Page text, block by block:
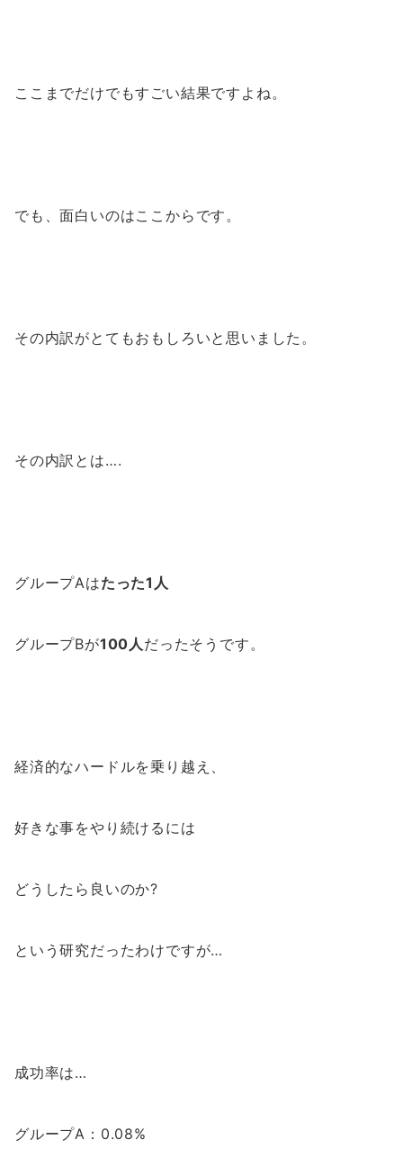
ここまでだけでもすごい結果ですよね。
でも、面白いのはここからです。
その内訳がとてもおもしろいと思いました。
その内訳とは….
グループAはたった1人
グループBが100人だったそうです。
経済的なハードルを乗り越え、
好きな事をやり続けるには
どうしたら良いのか?
という研究だったわけですが…
成功率は…
グループA：0.08%